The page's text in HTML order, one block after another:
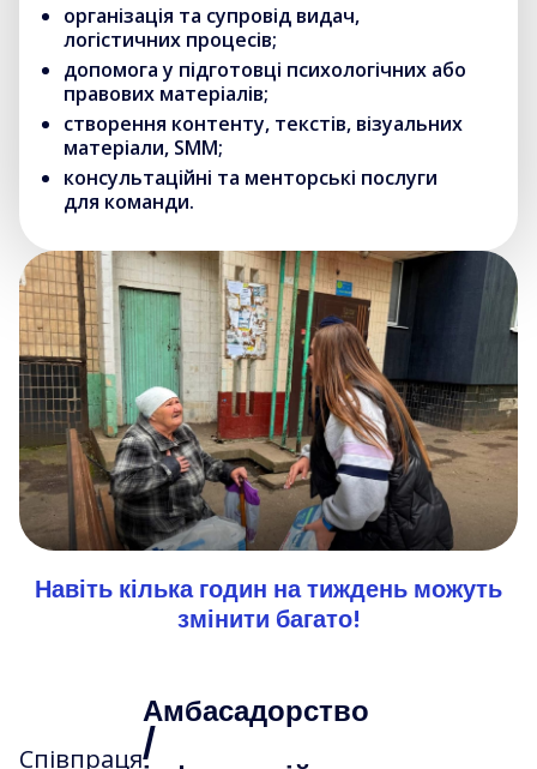
організація та супровід видач,
логістичних процесів;
допомога у підготовці психологічних або
правових матеріалів;
створення контенту, текстів, візуальних
матеріали, SMM;
консультаційні та менторські послуги
для команди.
Навіть кілька годин на тиждень можуть
змінити багато!
Співпраця
Амбасадорство
/